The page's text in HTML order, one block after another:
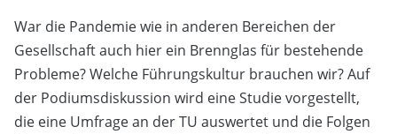
War die Pandemie wie in anderen Bereichen der
Gesellschaft auch hier ein Brennglas für bestehende
Probleme? Welche Führungskultur brauchen wir? Auf
der Podiumsdiskussion wird eine Studie vorgestellt,
die eine Umfrage an der TU auswertet und die Folgen